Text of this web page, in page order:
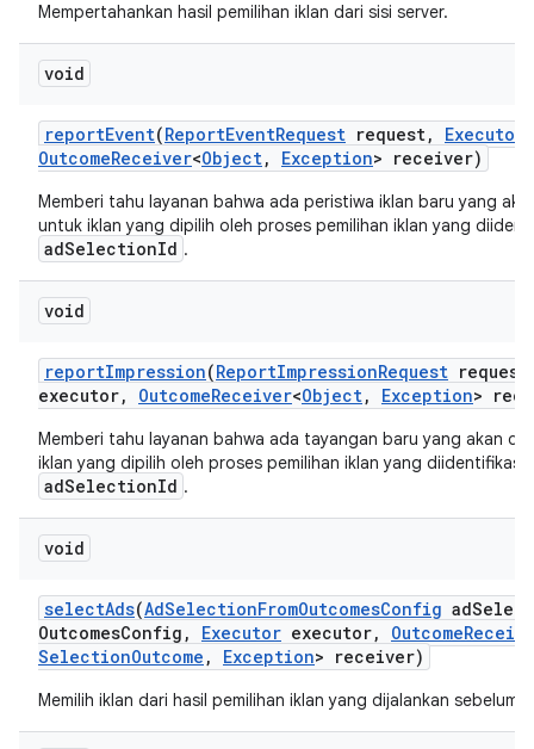
Mempertahankan hasil pemilihan iklan dari sisi server.
void
reportEvent(ReportEventRequest request, Executor
OutcomeReceiver<Object, Exception> receiver)
Memberi tahu layanan bahwa ada peristiwa iklan baru yang
untuk iklan yang dipilih oleh proses pemilihan iklan yang
adSelectionId .
void
reportImpression(ReportImpressionRequest request
executor, OutcomeReceiver<Object, Exception>
Memberi tahu layanan bahwa ada tayangan baru yang akan
iklan yang dipilih oleh proses pemilihan iklan yang diidentifikasi
adSelectionId .
void
selectAds(AdSelectionFromOutcomesConfig ad
OutcomesConfig , Executor executor, Outcome
SelectionOutcome , Exception> receiver)
Memilih iklan dari hasil pemilihan iklan yang dijalankan